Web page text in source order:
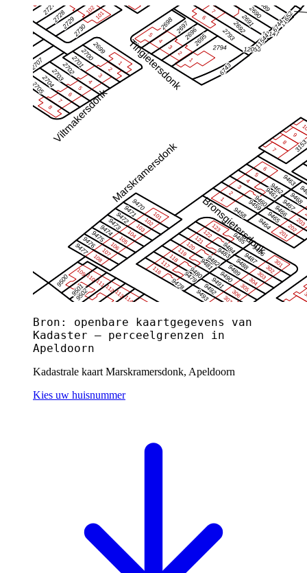
Bron: openbare kaartgegevens van
Kadaster — perceelgrenzen in
Apeldoorn
Kadastrale kaart Marskramersdonk, Apeldoorn
Kies uw huisnummer